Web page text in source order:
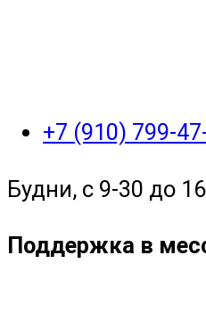
+7 (910) 799-
Будни, с 9-30 до
Поддержка в